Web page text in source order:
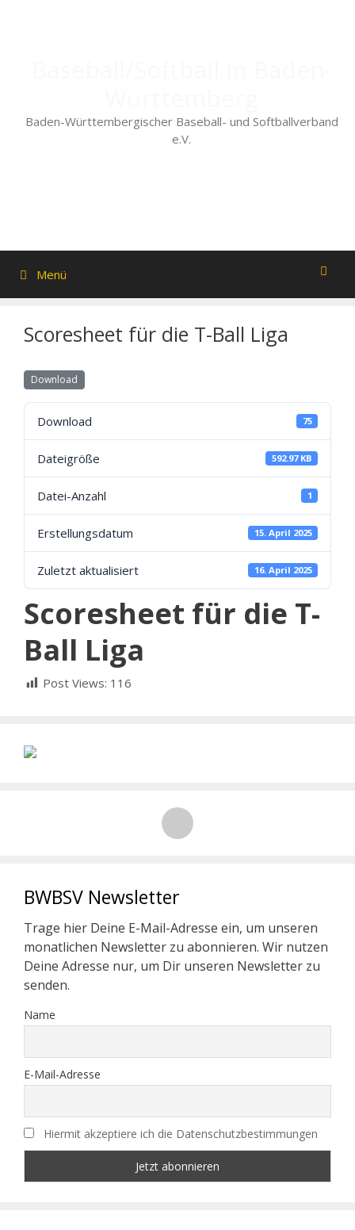
Baden-Württembergischer Baseball- und Softballverband
e.V.
Menü
Scoresheet für die T-Ball Liga
Download
Download 75
Dateigröße 592.97 KB
Datei-Anzahl 1
Erstellungsdatum 15. April 2025
Zuletzt aktualisiert 16. April 2025
Scoresheet für die T-
Ball Liga
Post Views: 116
BWBSV Newsletter
Trage hier Deine E-Mail-Adresse ein, um unseren
monatlichen Newsletter zu abonnieren. Wir nutzen
Deine Adresse nur, um Dir unseren Newsletter zu
senden.
Name
E-Mail-Adresse
Hiermit akzeptiere ich die Datenschutzbestimmungen